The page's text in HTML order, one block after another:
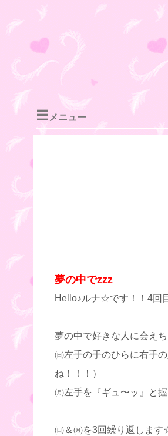
☰ メニュー
夢の中でzzz
Hello♪ルナ☆です！！4回
夢の中で好きな人に会え
㈰左手の手のひらに右手
ね！！！）
㈪左手を『ギュ〜ッ』と握
㈰＆㈪を3回繰り返しま